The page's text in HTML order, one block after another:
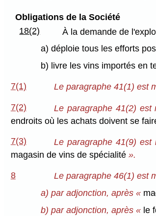
Obligations de la Société
18(2)
À la demande de
a) déploie tous les efforts
b) livre les vins importés en
7(1) Le paragraphe 41(1) est
7(2) Le paragraphe 41(2) est
endroits où les achats doivent se
7(3) Le paragraphe 41(9)
magasin de vins de spécialité ».
8
Le paragraphe 46(1) est
a) par adjonction, après «
b) par adjonction, après « le